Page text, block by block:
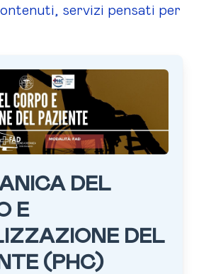
servizi pensati per
DEL
E
DEL
(PHC)